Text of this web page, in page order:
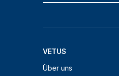
VETUS
Über uns